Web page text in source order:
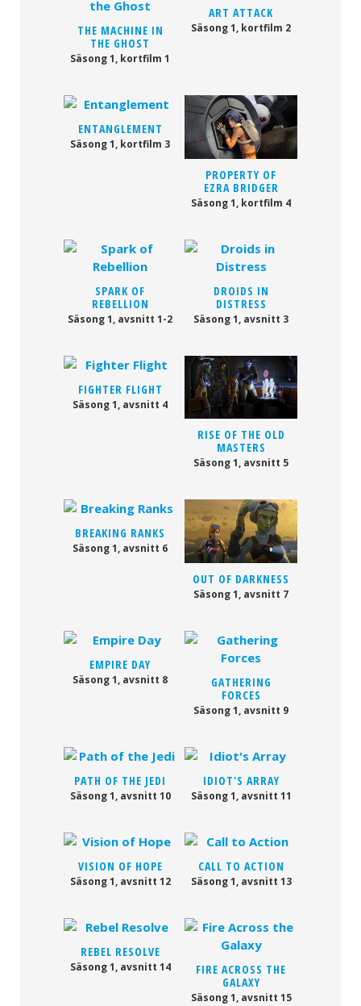
THE MACHINE IN
THE GHOST
Säsong 1, kortfilm 1
ART ATTACK
Säsong 1, kortfilm 2
ENTANGLEMENT
Säsong 1, kortfilm 3
PROPERTY OF
EZRA BRIDGER
Säsong 1, kortfilm 4
SPARK OF
REBELLION
Säsong 1, avsnitt 1-2
DROIDS IN
DISTRESS
Säsong 1, avsnitt 3
FIGHTER FLIGHT
Säsong 1, avsnitt 4
RISE OF THE OLD
MASTERS
Säsong 1, avsnitt 5
BREAKING RANKS
Säsong 1, avsnitt 6
OUT OF DARKNESS
Säsong 1, avsnitt 7
EMPIRE DAY
Säsong 1, avsnitt 8
GATHERING
FORCES
Säsong 1, avsnitt 9
PATH OF THE JEDI
Säsong 1, avsnitt 10
IDIOT'S ARRAY
Säsong 1, avsnitt 11
VISION OF HOPE
Säsong 1, avsnitt 12
CALL TO ACTION
Säsong 1, avsnitt 13
REBEL RESOLVE
Säsong 1, avsnitt 14
FIRE ACROSS THE
GALAXY
Säsong 1, avsnitt 15